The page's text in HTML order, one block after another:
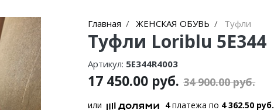
Главная ЖЕНСКАЯ ОБУВЬ Туфли
Туфли Loriblu 5E344
Артикул: 5E344R4003
17 450.00 руб. 34 900.00 руб.
или 4платежа по 4 362.50 руб.